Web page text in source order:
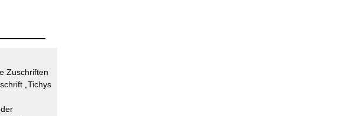
Zuschriften
„Tichys